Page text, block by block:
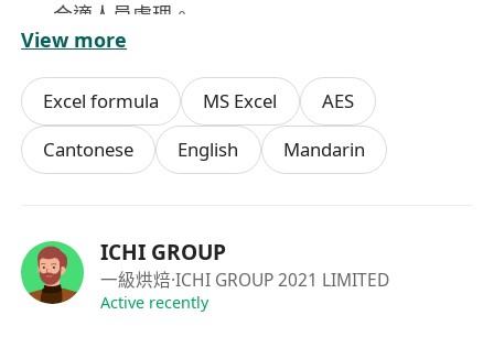
合適人員處理。
協助主管管理跨部門及跨地點的專案協調工作，
包括專案會議文件準備、進度監察及重要節點跟
進。
準備及草擬商業信函、報告、簡報資料及其他相
關文件。
為行政人員及管理層提供全方位秘書及行政支
援。
View more
Excel formula MS Excel
AES
Cantonese
English Mandarin
ICHI GROUP
一級烘焙·ICHI GROUP 2021 LIMITED
Active recently